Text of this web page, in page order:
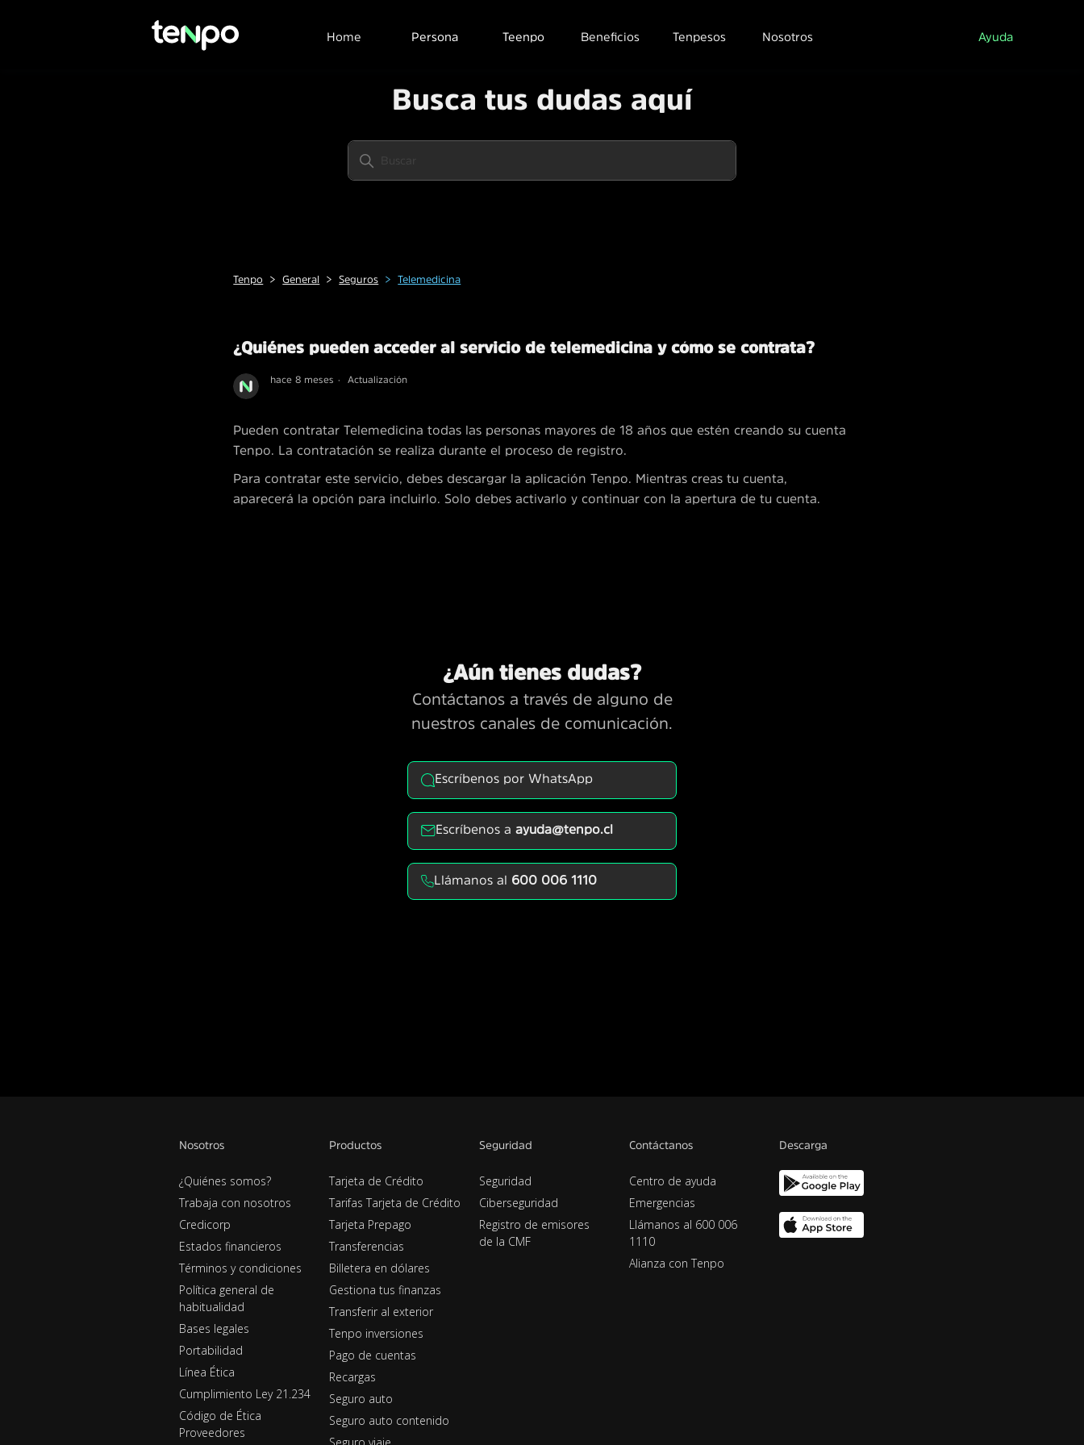
Home Persona Teenpo Beneficios Tenpesos Nosotros Ayuda
Busca tus dudas aquí
Tenpo General Seguros Telemedicina
¿Quiénes pueden acceder al servicio de telemedicina y cómo se contrata?
hace 8 meses Actualización
Pueden contratar Telemedicina todas las personas mayores de 18 años que estén creando su cuenta
Tenpo. La contratación se realiza durante el proceso de registro.
Para contratar este servicio, debes descargar la aplicación Tenpo. Mientras creas tu cuenta,
aparecerá la opción para incluirlo. Solo debes activarlo y continuar con la apertura de tu cuenta.
¿Aún tienes dudas?
Contáctanos a través de alguno de
nuestros canales de comunicación.
Escríbenos por WhatsApp
Escríbenos a ayuda@tenpo.cl
Llámanos al 600 006 1110
Nosotros
¿Quiénes somos?
Trabaja con nosotros
Credicorp
Estados financieros
Términos y condiciones
Política general de
habitualidad
Bases legales
Portabilidad
Línea Ética
Cumplimiento Ley 21.234
Código de Ética
Proveedores
Productos
Tarjeta de Crédito
Tarifas Tarjeta de Crédito
Tarjeta Prepago
Transferencias
Billetera en dólares
Gestiona tus finanzas
Transferir al exterior
Tenpo inversiones
Pago de cuentas
Recargas
Seguro auto
Seguro auto contenido
Seguridad
Seguridad
Ciberseguridad
Registro de emisores
de la CMF
Contáctanos
Centro de ayuda
Emergencias
Llámanos al 600 006
1110
Alianza con Tenpo
Descarga